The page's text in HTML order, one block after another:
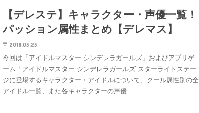
【デレステ】キャラクター・声優一覧！
パッション属性まとめ【デレマス】
2018.03.23
今回は「アイドルマスター シンデレラガールズ」およびアプリゲ
ーム「アイドルマスター シンデレラガールズ スターライトステー
ジに登場するキャラクター・アイドルについて、クール属性別の全
アイドル一覧、また各キャラクターの声優…